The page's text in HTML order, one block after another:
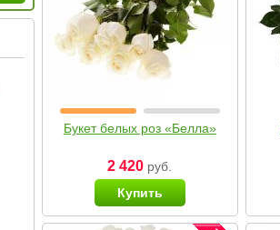
Букет белых роз «Белла»
2 420 руб.
Купить